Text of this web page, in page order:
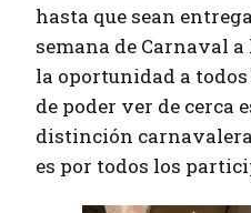
hasta que sean
semana de Carnaval
la oportunidad a
de poder ver de cerca
distinción
es por todos los